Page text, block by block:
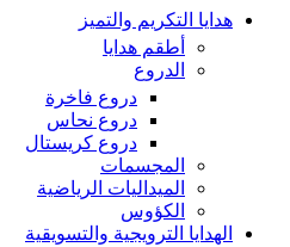
هدايا التكريم والتميز
أطقم هدايا
الدروع
دروع فاخرة
دروع نحاس
دروع كريستال
المجسمات
الميداليات الرياضية
الكؤوس
الهدايا الترويجية والتسويقية